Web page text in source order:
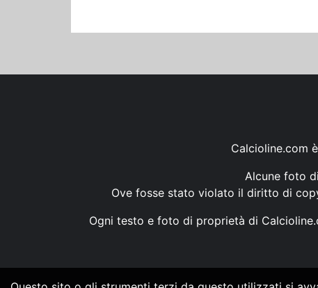
Calcioline.com
Alcune foto
Ove fosse stato violato il diritto di
Ogni testo e foto di proprietà di